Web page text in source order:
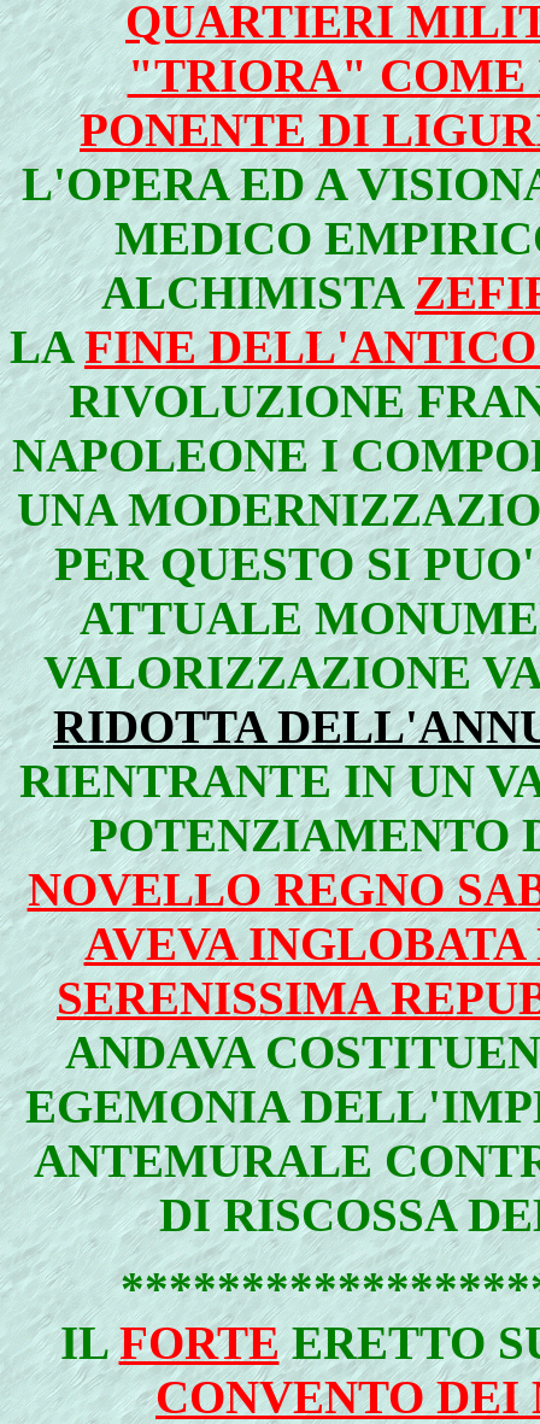
QUARTIERI
"TRIORA" COME
PONENTE DI
L'OPERA ED A
MEDICO
ALCHIMISTA
LAFINE
RIVOLUZIONE
NAPOLEONE I
UNA
PER QUESTO SI
ATTUALE
VALORIZZAZIONE
RIDOTTA
RIENTRANTE IN UN
POTENZIAMENTO
NOVELLO REGNO
AVEVA
SERENISSIMA
ANDAVA
EGEMONIA
ANTEMURALE
DI RISCOSSA
ILFORTEERETTO
CONVENTO DEI